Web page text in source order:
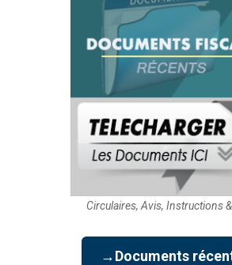
Circulaires, Avis, Instructions &
→Documents